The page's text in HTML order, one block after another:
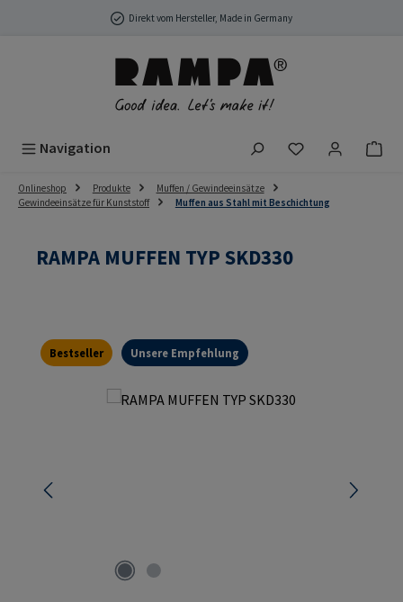
Zum Hauptinhalt springenDirekt vom Hersteller, Made in Germany
Navigation Du hast 0
Onlineshop Produkte
Muffen / Gewindeeinsätze
Gewindeeinsätze für Kunststoff
Muffen aus Stahl mit Beschichtung
RAMPA MUFFEN TYP SKD330
Bestseller Unsere Empfehlung
Bildergalerie überspringen